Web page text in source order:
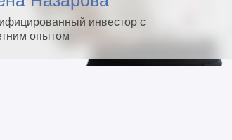
инвестор с
опытом